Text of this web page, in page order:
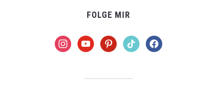
FOLGE MIR
instagramyoutubepinteresttiktok facebook